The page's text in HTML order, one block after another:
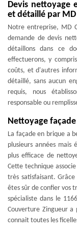
Devis nettoyage
et détaillé par
Notre entreprise, MD
demande de devis
détaillons dans ce
effectuerons, y
coûts, et d'autres
détaillé, sans aucun
requis, nous
responsable ou
Nettoyage
La façade en brique a
plusieurs années
plus efficace de
Cette technique
très satisfaisant.
êtes sûr de confier vos
spécialiste dans le
Couverture Zingueur a
connait toutes les